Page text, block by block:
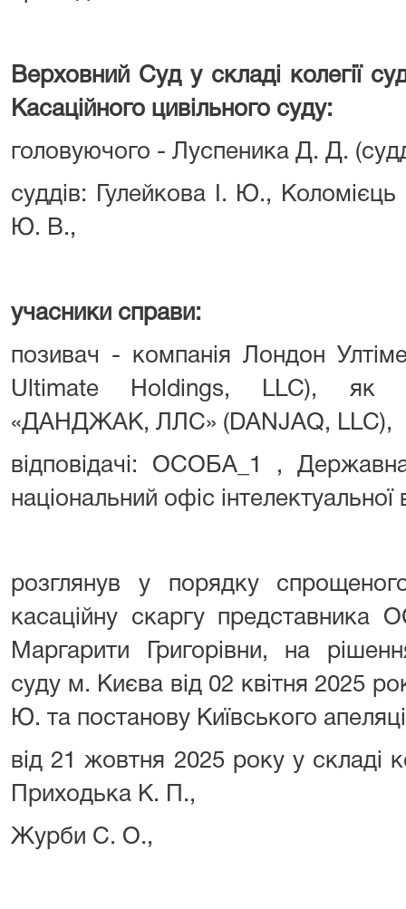
Верховний Суд у складі колегії
Касаційного цивільного суду:
головуючого - Луспеника Д. Д.
суддів: Гулейкова І. Ю.,
Ю. В.,
учасники справи:
позивач - компанія Лондон
Ultimate Holdings, LLC), як
«ДАНДЖАК, ЛЛС» (DANJAQ, LLC),
відповідачі: ОСОБА_1 , Державна
національний офіс інтелектуальної
розглянув у порядку
касаційну скаргу
Маргарити Григорівни, на
суду м. Києва від 02 квітня 2025
Ю. та постанову Київського
від 21 жовтня 2025 року у складі
Приходька К. П.,
Журби С. О.,